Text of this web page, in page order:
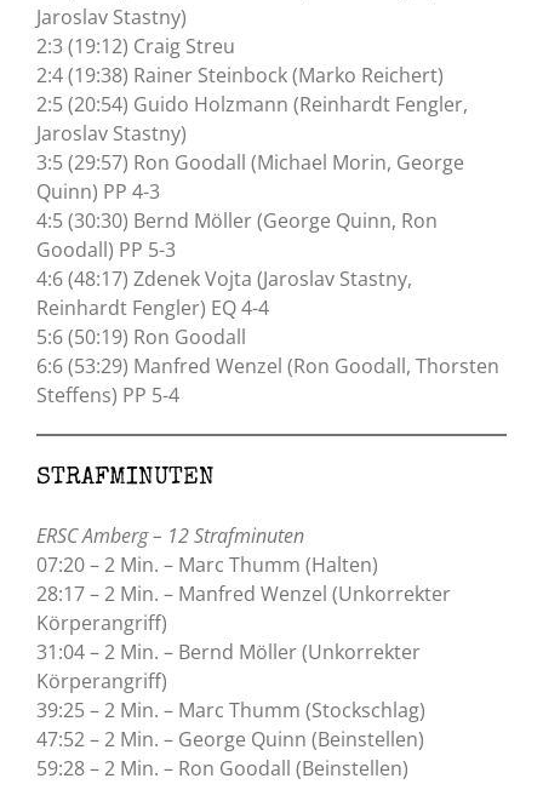
Jaroslav Stastny)
2:3 (19:12) Craig Streu
2:4 (19:38) Rainer Steinbock (Marko Reichert)
2:5 (20:54) Guido Holzmann (Reinhardt Fengler,
Jaroslav Stastny)
3:5 (29:57) Ron Goodall (Michael Morin, George
Quinn) PP 4-3
4:5 (30:30) Bernd Möller (George Quinn, Ron
Goodall) PP 5-3
4:6 (48:17) Zdenek Vojta (Jaroslav Stastny,
Reinhardt Fengler) EQ 4-4
5:6 (50:19) Ron Goodall
6:6 (53:29) Manfred Wenzel (Ron Goodall, Thorsten
Steffens) PP 5-4
STRAFMINUTEN
ERSC Amberg – 12 Strafminuten
07:20 – 2 Min. – Marc Thumm (Halten)
28:17 – 2 Min. – Manfred Wenzel (Unkorrekter
Körperangriff)
31:04 – 2 Min. – Bernd Möller (Unkorrekter
Körperangriff)
39:25 – 2 Min. – Marc Thumm (Stockschlag)
47:52 – 2 Min. – George Quinn (Beinstellen)
59:28 – 2 Min. – Ron Goodall (Beinstellen)